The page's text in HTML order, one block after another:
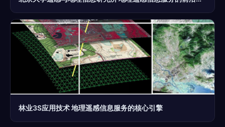
林业3S应用技术 地理遥感信息服务的核心引擎